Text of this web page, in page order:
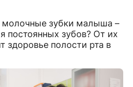
молочные зубки малыша –
постоянных зубов? От их
здоровье полости рта в